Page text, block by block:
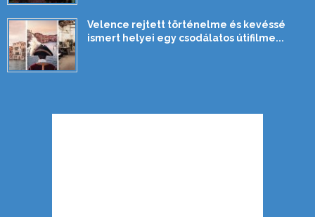
Velence rejtett történelme és kevéssé
ismert helyei egy csodálatos útifilme...